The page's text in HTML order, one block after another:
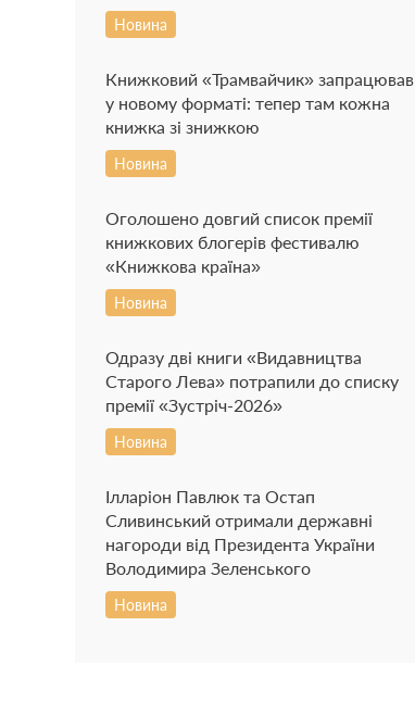
Новина
Книжковий «Трамвайчик» запрацював
у новому форматі: тепер там кожна
книжка зі знижкою
Новина
Оголошено довгий список премії
книжкових блогерів фестивалю
«Книжкова країна»
Новина
Одразу дві книги «Видавництва
Старого Лева» потрапили до списку
премії «Зустріч-2026»
Новина
Ілларіон Павлюк та Остап
Сливинський отримали державні
нагороди від Президента України
Володимира Зеленського
Новина